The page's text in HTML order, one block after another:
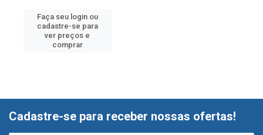
Faça seu login ou
cadastre-se para
ver preços e
comprar
Cadastre-se para receber nossas ofertas!